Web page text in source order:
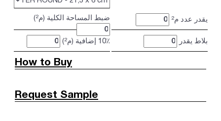
ضبط المساحة الكلية (م²) يقدر عدد م²
10٪ إضافية (م²) بلاط يقدر
How to Buy
Request Sample